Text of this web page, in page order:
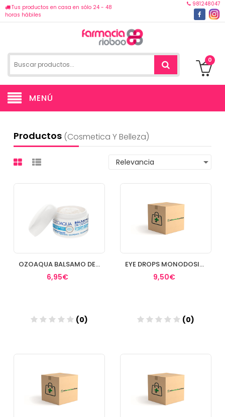
Tus productos en casa en sólo 24 - 48
horas hábiles
981248047
0
MENÚ
Productos (cosmetica Y Belleza)
OZOAQUA BALSAMO DE OZONO 10 ML LABIAL
6,95€
(0)
EYE DROPS MONODOSIS UNIFARCO
9,50€
(0)